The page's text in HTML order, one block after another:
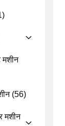
(56)
मशीन